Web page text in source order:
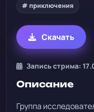
# приключения
Скачать
Запись стрима:
Описание
Группа